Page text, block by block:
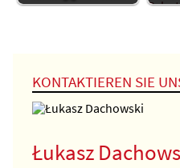
KONTAKTIEREN SIE
Łukasz